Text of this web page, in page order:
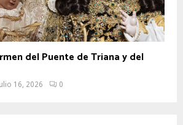
del Puente de Triana y del
16, 2026 0